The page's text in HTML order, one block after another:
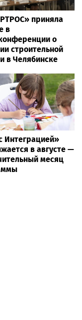
приняла
в
о
строительной
в Челябинске
Интеграцией»
в августе —
месяц